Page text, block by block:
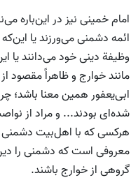
امام خمینی نیز در این‌باره
ائمه دشمنی می‌ورزند یا
وظیفة دینی خود می‌دانند یا
مانند خوارج و ظاهراً مقصود
ابی‌یعفور همین معنا باشد؛
شده‌ای بودند... و مراد از
هرکسی که با اهل‌بیت دشمنی
معروفی است که دشمنی را
گروهی از خوارج باشند.